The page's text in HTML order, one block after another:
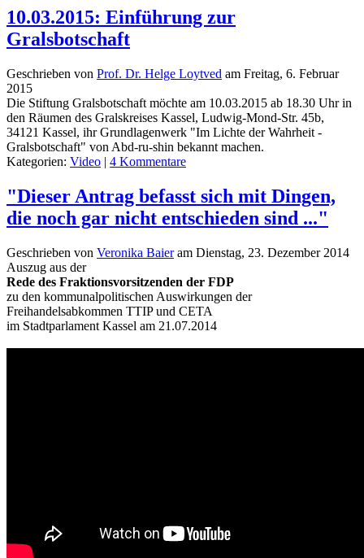
10.03.2015: Einführung zur
Gralsbotschaft
Geschrieben von Prof. Dr. Helge Loytved am Freitag, 6. Februar
2015
Die Stiftung Gralsbotschaft möchte am 10.03.2015 ab 18.30 Uhr in
den Räumen des Gralskreises Kassel, Ludwig-Mond-Str. 45b,
34121 Kassel, ihr Grundlagenwerk "Im Lichte der Wahrheit -
Gralsbotschaft" von Abd-ru-shin bekannt machen.
Kategorien: Video | 4 Kommentare
"Dieser Antrag befasst sich mit Dingen,
die noch gar nicht entschieden sind ..."
Geschrieben von Veronika Baieram Dienstag, 23. Dezember 2014
Auszug aus der
Rede des Fraktionsvorsitzenden der FDP
zu den kommunalpolitischen Auswirkungen der
Freihandelsabkommen TTIP und CETA
im Stadtparlament Kassel am 21.07.2014